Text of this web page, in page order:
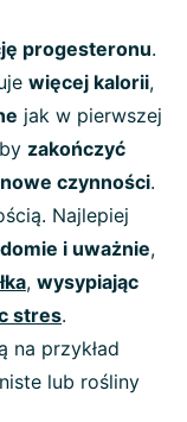
progesteronu.
więcej kalorii,
jak w pierwszej
zakończyć
czynności.
Najlepiej
i uważnie,
, wysypiając
stres.
na przykład
lub rośliny